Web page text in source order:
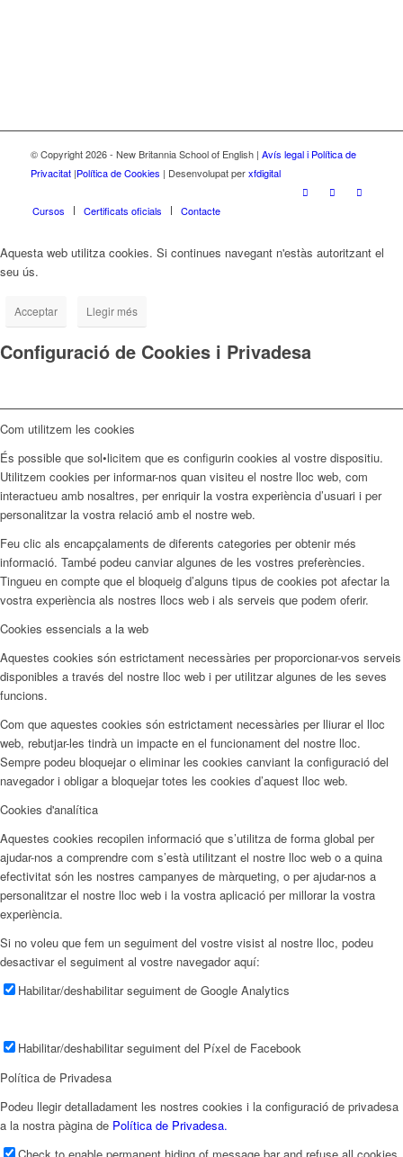
© Copyright 2026 - New Britannia School of English | Avís legal i Política de
Privacitat |Política de Cookies | Desenvolupat perxfdigital
Cursos Certificats oficials Contacte
Aquesta web utilitza cookies. Si continues navegant n'estàs autoritzant el
seu ús.
Acceptar Llegir més
Configuració de Cookies i Privadesa
Com utilitzem les cookies
És possible que sol•licitem que es configurin cookies al vostre dispositiu.
Utilitzem cookies per informar-nos quan visiteu el nostre lloc web, com
interactueu amb nosaltres, per enriquir la vostra experiència d’usuari i per
personalitzar la vostra relació amb el nostre web.
Feu clic als encapçalaments de diferents categories per obtenir més
informació. També podeu canviar algunes de les vostres preferències.
Tingueu en compte que el bloqueig d’alguns tipus de cookies pot afectar la
vostra experiència als nostres llocs web i als serveis que podem oferir.
Cookies essencials a la web
Aquestes cookies són estrictament necessàries per proporcionar-vos serveis
disponibles a través del nostre lloc web i per utilitzar algunes de les seves
funcions.
Com que aquestes cookies són estrictament necessàries per lliurar el lloc
web, rebutjar-les tindrà un impacte en el funcionament del nostre lloc.
Sempre podeu bloquejar o eliminar les cookies canviant la configuració del
navegador i obligar a bloquejar totes les cookies d’aquest lloc web.
Cookies d'analítica
Aquestes cookies recopilen informació que s’utilitza de forma global per
ajudar-nos a comprendre com s’està utilitzant el nostre lloc web o a quina
efectivitat són les nostres campanyes de màrqueting, o per ajudar-nos a
personalitzar el nostre lloc web i la vostra aplicació per millorar la vostra
experiència.
Si no voleu que fem un seguiment del vostre visist al nostre lloc, podeu
desactivar el seguiment al vostre navegador aquí:
Habilitar/deshabilitar seguiment de Google Analytics
Habilitar/deshabilitar seguiment del Píxel de Facebook
Política de Privadesa
Podeu llegir detalladament les nostres cookies i la configuració de privadesa
a la nostra pàgina de Política de Privadesa.